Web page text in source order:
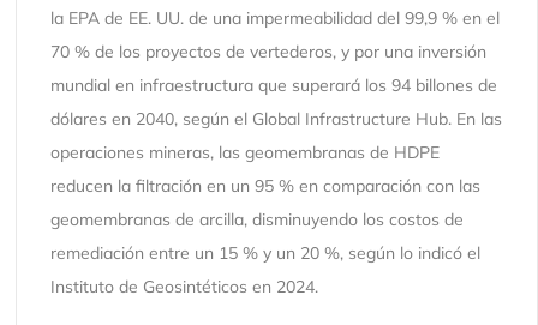
la EPA de EE. UU. de una impermeabilidad del 99,9 % en el
70 % de los proyectos de vertederos, y por una inversión
mundial en infraestructura que superará los 94 billones de
dólares en 2040, según el Global Infrastructure Hub. En las
operaciones mineras, las geomembranas de HDPE
reducen la filtración en un 95 % en comparación con las
geomembranas de arcilla, disminuyendo los costos de
remediación entre un 15 % y un 20 %, según lo indicó el
Instituto de Geosintéticos en 2024.